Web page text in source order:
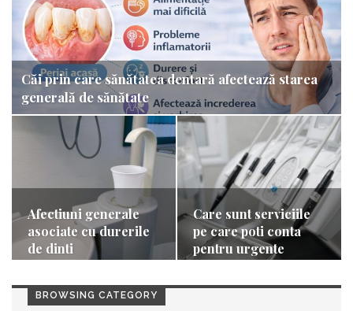
Căi prin care sănătatea dentară afectează starea
generală de sănătate
Afectiuni generale
asociate cu durerile
de dinti
Care sunt serviciile
pe care poti conta
pentru urgente
stomatologice…
BROWSING CATEGORY